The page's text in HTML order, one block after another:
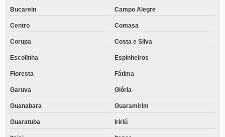
Bucarein Campo Alegre
Centro Comasa
Corupa Costa e Silva
Escolinha Espinheiros
Floresta Fátima
Garuva Glória
Guanabara Guaramirim
Guaratuba Iririú